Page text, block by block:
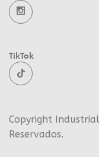
TikTok
Copyright
Reservados.